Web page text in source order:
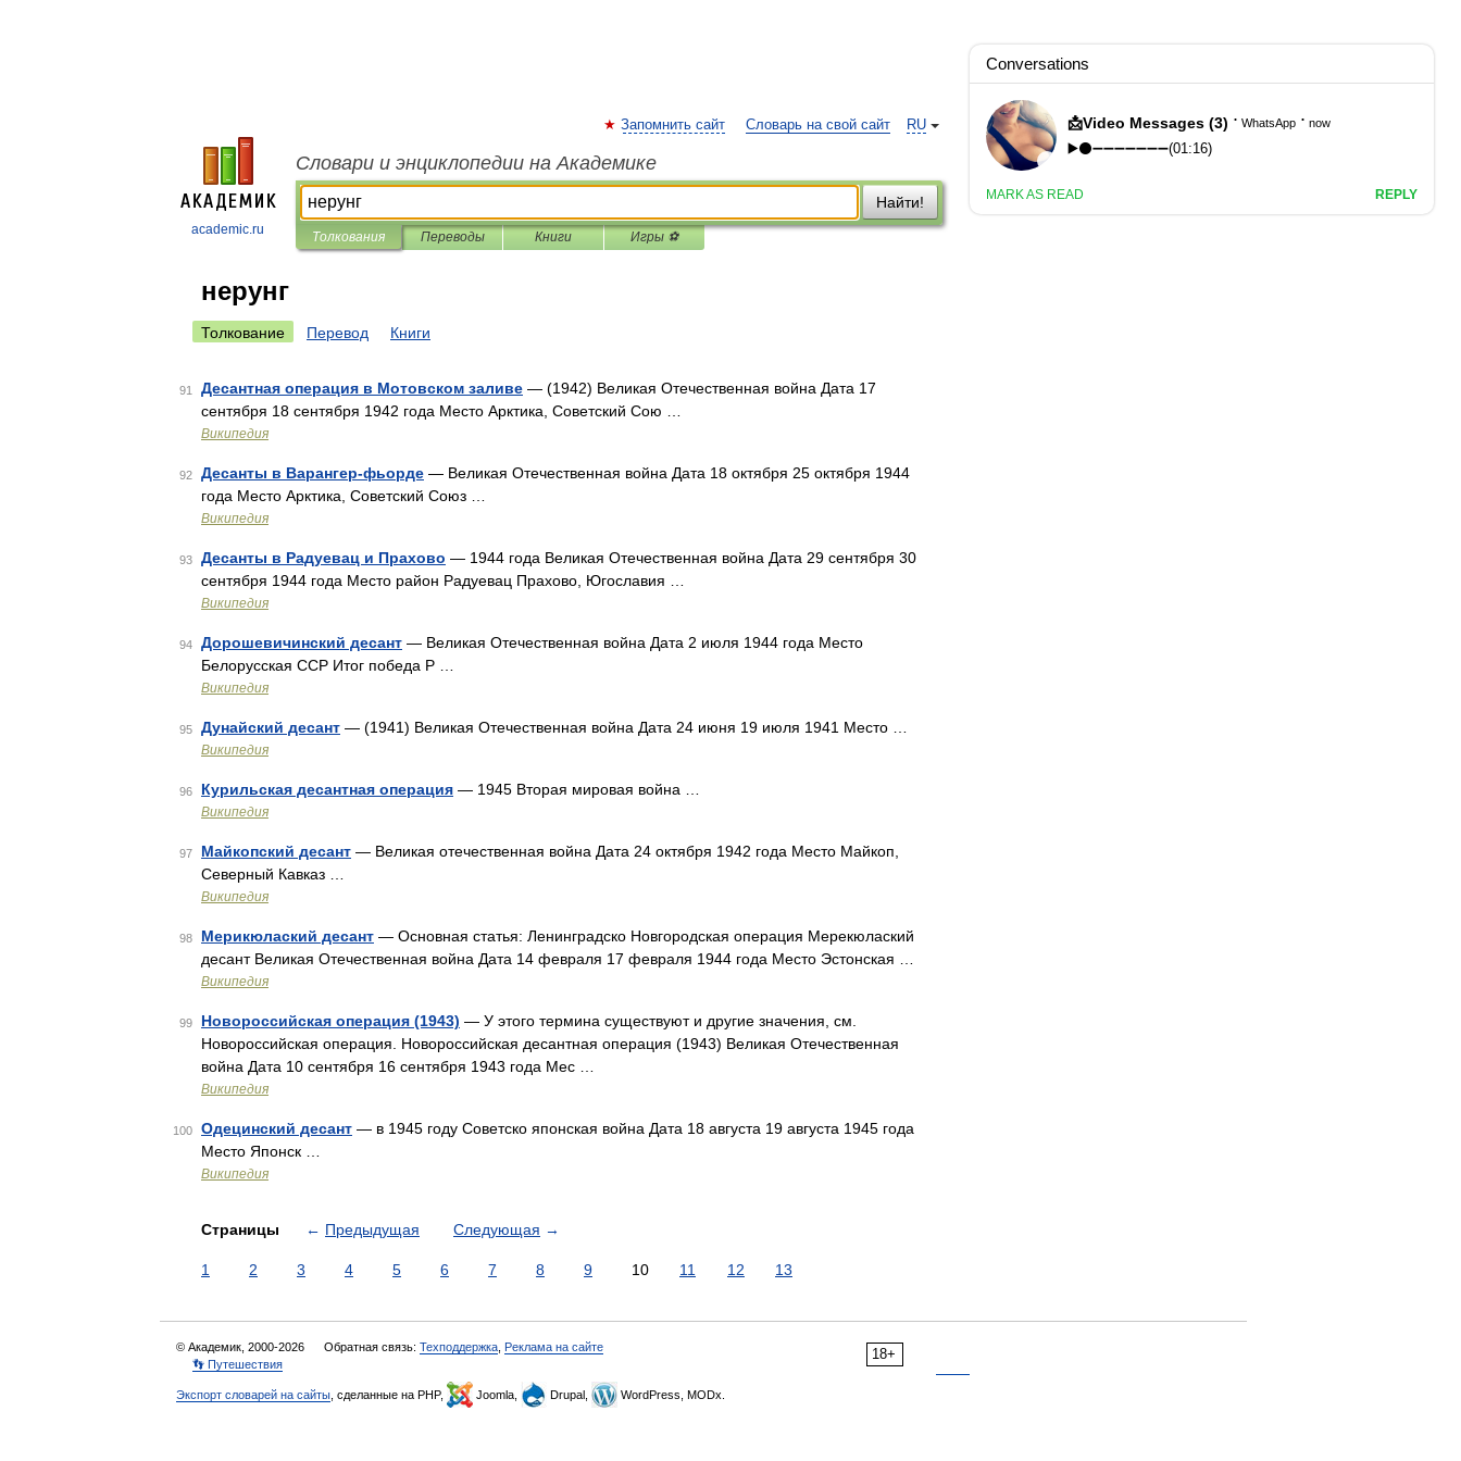
academic.ru
RU
Запомнить сайт Словарь на свой сайт
Словари и энциклопедии на Академике
Найти!
Толкования Переводы Книги Игры ⚽
нерунг
Толкование Перевод Книги
91 Десантная операция в Мотовском заливе — (1942) Великая Отечественная война Дата 17
сентября 18 сентября 1942 года Место Арктика, Советский Сою …
Википедия
92 Десанты в Варангер-фьорде — Великая Отечественная война Дата 18 октября 25 октября 1944
года Место Арктика, Советский Союз …
Википедия
93 Десанты в Радуевац и Прахово — 1944 года Великая Отечественная война Дата 29 сентября 30
сентября 1944 года Место район Радуевац Прахово, Югославия …
Википедия
94 Дорошевичинский десант — Великая Отечественная война Дата 2 июля 1944 года Место
Белорусская ССР Итог победа Р …
Википедия
95 Дунайский десант — (1941) Великая Отечественная война Дата 24 июня 19 июля 1941 Место …
Википедия
96 Курильская десантная операция — 1945 Вторая мировая война …
Википедия
97 Майкопский десант — Великая отечественная война Дата 24 октября 1942 года Место Майкоп,
Северный Кавказ …
Википедия
98 Мерикюлаский десант — Основная статья: Ленинградско Новгородская операция Мерекюлаский
десант Великая Отечественная война Дата 14 февраля 17 февраля 1944 года Место Эстонская …
Википедия
99 Новороссийская операция (1943) — У этого термина существуют и другие значения, см.
Новороссийская операция. Новороссийская десантная операция (1943) Великая Отечественная
война Дата 10 сентября 16 сентября 1943 года Мес …
Википедия
100 Одецинский десант — в 1945 году Советско японская война Дата 18 августа 19 августа 1945 года
Место Японск …
Википедия
Страницы ← Предыдущая Следующая →
1 2 3 4 5 6 7 8 9 10 11 12 13
18+
© Академик, 2000-2026 Обратная связь: Техподдержка Реклама на сайте
👣 Путешествия
Экспорт словарей на сайты , сделанные на PHP, Joomla, Drupal, WordPress, MODx.